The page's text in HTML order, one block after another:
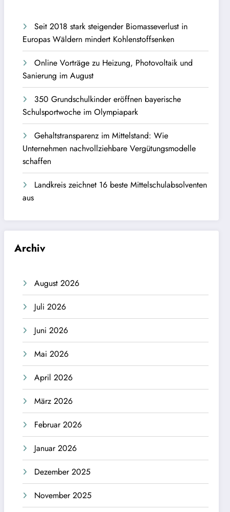
Seit 2018 stark steigender Biomasseverlust in
Europas Wäldern mindert Kohlenstoffsenken
Online Vorträge zu Heizung, Photovoltaik und
Sanierung im August
350 Grundschulkinder eröffnen bayerische
Schulsportwoche im Olympiapark
Gehaltstransparenz im Mittelstand: Wie
Unternehmen nachvollziehbare Vergütungsmodelle
schaffen
Landkreis zeichnet 16 beste Mittelschulabsolventen
aus
Archiv
August 2026
Juli 2026
Juni 2026
Mai 2026
April 2026
März 2026
Februar 2026
Januar 2026
Dezember 2025
November 2025